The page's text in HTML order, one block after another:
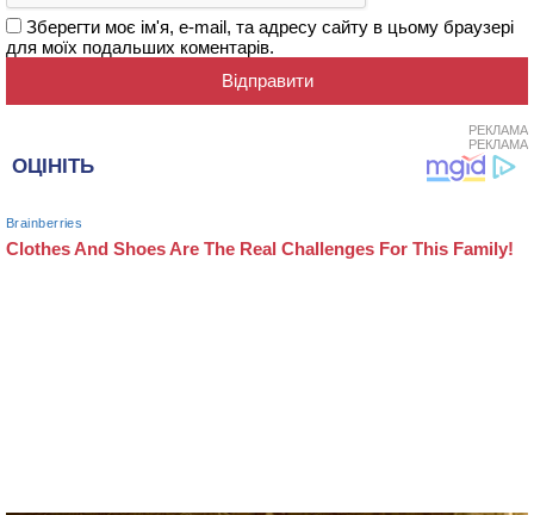
Зберегти моє ім'я, e-mail, та адресу сайту в цьому браузері
для моїх подальших коментарів.
РЕКЛАМА
РЕКЛАМА